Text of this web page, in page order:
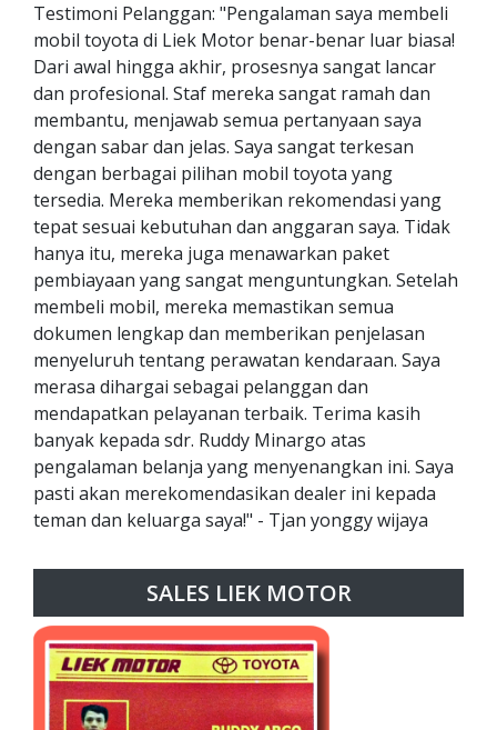
Testimoni Pelanggan: "Pengalaman saya membeli
mobil toyota di Liek Motor benar-benar luar biasa!
Dari awal hingga akhir, prosesnya sangat lancar
dan profesional. Staf mereka sangat ramah dan
membantu, menjawab semua pertanyaan saya
dengan sabar dan jelas. Saya sangat terkesan
dengan berbagai pilihan mobil toyota yang
tersedia. Mereka memberikan rekomendasi yang
tepat sesuai kebutuhan dan anggaran saya. Tidak
hanya itu, mereka juga menawarkan paket
pembiayaan yang sangat menguntungkan. Setelah
membeli mobil, mereka memastikan semua
dokumen lengkap dan memberikan penjelasan
menyeluruh tentang perawatan kendaraan. Saya
merasa dihargai sebagai pelanggan dan
mendapatkan pelayanan terbaik. Terima kasih
banyak kepada sdr. Ruddy Minargo atas
pengalaman belanja yang menyenangkan ini. Saya
pasti akan merekomendasikan dealer ini kepada
teman dan keluarga saya!" - Tjan yonggy wijaya
SALES LIEK MOTOR